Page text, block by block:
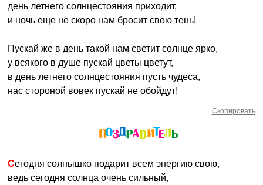
день летнего солнцестояния приходит,
и ночь еще не скоро нам бросит свою тень!
Пускай же в день такой нам светит солнце ярко,
у всякого в душе пускай цветы цветут,
в день летнего солнцестояния пусть чудеса,
нас стороной вовек пускай не обойдут!
Скопировать
Сегодня солнышко подарит всем энергию свою,
ведь сегодня солнца очень сильный,